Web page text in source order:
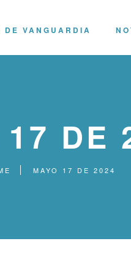
DE VANGUARDIA
17 DE
MAYO 17 DE 2024